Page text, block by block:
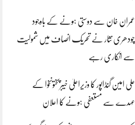
عمران خان سے دوستی ہونے کے باوجود
چودھری نثار نے تحریک انصاف میں شمولیت
سے انکاری رہے
علی امین گنڈاپور کا وزیراعلیٰ خیبرپختونخوا کے
عہدے سے مستعفی ہونے کا اعلان